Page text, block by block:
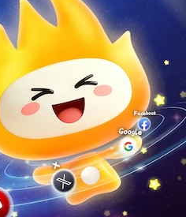
反对[0]
器 旋风加速器
八戒看书
免费跨墙软件
黑洞官网 CHK下载站